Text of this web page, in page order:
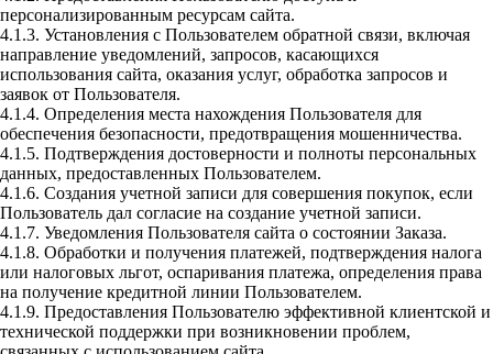
персонализированным ресурсам сайта.
4.1.3. Установления с Пользователем обратной связи, включая
направление уведомлений, запросов, касающихся
использования сайта, оказания услуг, обработка запросов и
заявок от Пользователя.
4.1.4. Определения места нахождения Пользователя для
обеспечения безопасности, предотвращения мошенничества.
4.1.5. Подтверждения достоверности и полноты персональных
данных, предоставленных Пользователем.
4.1.6. Создания учетной записи для совершения покупок, если
Пользователь дал согласие на создание учетной записи.
4.1.7. Уведомления Пользователя сайта о состоянии Заказа.
4.1.8. Обработки и получения платежей, подтверждения налога
или налоговых льгот, оспаривания платежа, определения права
на получение кредитной линии Пользователем.
4.1.9. Предоставления Пользователю эффективной клиентской и
технической поддержки при возникновении проблем,